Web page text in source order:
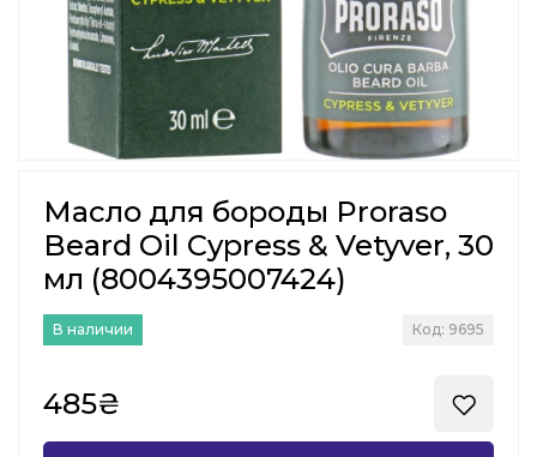
Масло для бороды Proraso
Beard Oil Cypress & Vetyver, 30
мл (8004395007424)
В наличии Код: 9695
485₴